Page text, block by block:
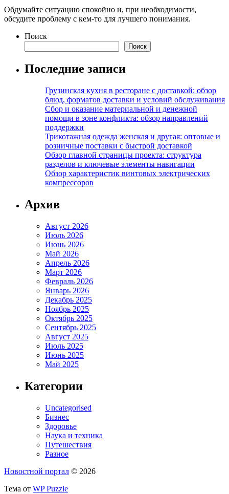
Обдумайте ситуацию спокойно и, при необходимости,
обсудите проблему с кем-то для лучшего понимания.
Поиск
Поиск
Последние записи
Грузинская кухня в ресторане с доставкой: обзор
блюд, форматов доставки и условий обслуживания
Сбор и оказание материальной и денежной
помощи в зоне конфликта: обзор направлений
поддержки
Трикотажная одежда женская и другая: оптовые и
розничные поставки с быстрой доставкой
Обзор главной страницы проекта: структура
разделов и ключевые элементы навигации
Обзор характеристик винтовых электрических
компрессоров
Архив
Август 2026
Июль 2026
Июнь 2026
Май 2026
Апрель 2026
Март 2026
Февраль 2026
Январь 2026
Декабрь 2025
Ноябрь 2025
Октябрь 2025
Сентябрь 2025
Август 2025
Июль 2025
Июнь 2025
Май 2025
Категории
Uncategorised
Бизнес
Здоровье
Наука и техника
Путешествия
Разное
Новостной портал © 2026
Тема от WP Puzzle